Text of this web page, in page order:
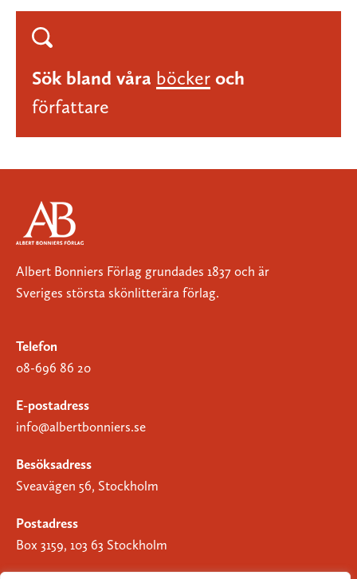
Sök bland våra böcker och
författare
Albert Bonniers Förlag grundades 1837 och är
Sveriges största skönlitterära förlag.
Telefon
08-696 86 20
E-postadress
info@albertbonniers.se
Besöksadress
Sveavägen 56, Stockholm
Postadress
Box 3159, 103 63 Stockholm